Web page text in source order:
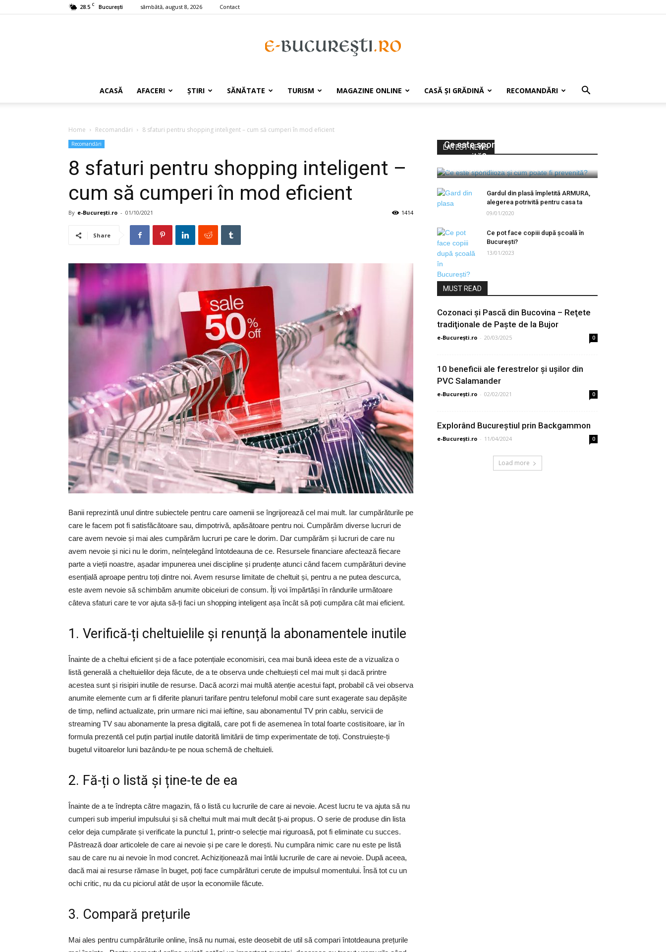
28.5 C București sâmbătă, august 8, 2026 Contact
e-
ACASĂ AFACERI ȘTIRI SĂNĂTATE TURISM MAGAZINE ONLINE CASĂ ȘI GRĂDINĂ RECOMANDĂRI
Home Recomandări 8 sfaturi pentru shopping inteligent – cum să cumperi în mod eficient
Recomandări
8 sfaturi pentru shopping inteligent –
cum să cumperi în mod eficient
By e-București.ro - 01/10/2021 1414
Share
Banii reprezintă unul dintre subiectele pentru care oamenii se îngrijorează cel mai mult. Iar cumpărăturile pe
care le facem pot fi satisfăcătoare sau, dimpotrivă, apăsătoare pentru noi. Cumpărăm diverse lucruri de
care avem nevoie și mai ales cumpărăm lucruri pe care le dorim. Dar cumpărăm și lucruri de care nu
avem nevoie și nici nu le dorim, neînțelegând întotdeauna de ce. Resursele financiare afectează fiecare
parte a vieții noastre, așadar impunerea unei discipline și prudențe atunci când facem cumpărături devine
esențială aproape pentru toți dintre noi. Avem resurse limitate de cheltuit și, pentru a ne putea descurca,
este avem nevoie să schimbăm anumite obiceiuri de consum. Îți voi împărtăși în rândurile următoare
câteva sfaturi care te vor ajuta să-ți faci un shopping inteligent așa încât să poți cumpăra cât mai eficient.
1. Verifică-ți cheltuielile și renunță la abonamentele inutile
Înainte de a cheltui eficient și de a face potențiale economisiri, cea mai bună ideea este de a vizualiza o
listă generală a cheltuielilor deja făcute, de a te observa unde cheltuiești cel mai mult și dacă printre
acestea sunt și risipiri inutile de resurse. Dacă acorzi mai multă atenție acestui fapt, probabil că vei observa
anumite elemente cum ar fi diferite planuri tarifare pentru telefonul mobil care sunt exagerate sau depășite
de timp, nefiind actualizate, prin urmare nici mai ieftine, sau abonamentul TV prin cablu, servicii de
streaming TV sau abonamente la presa digitală, care pot fi de asemenea în total foarte costisitoare, iar în
formula prezentă cel puțin parțial inutile datorită limitării de timp experimentate de toți. Construiește-ți
bugetul viitoarelor luni bazându-te pe noua schemă de cheltuieli.
2. Fă-ți o listă și ține-te de ea
Înainte de a te îndrepta către magazin, fă o listă cu lucrurile de care ai nevoie. Acest lucru te va ajuta să nu
cumperi sub imperiul impulsului și să cheltui mult mai mult decât ți-ai propus. O serie de produse din lista
celor deja cumpărate și verificate la punctul 1, printr-o selecție mai riguroasă, pot fi eliminate cu succes.
Păstrează doar articolele de care ai nevoie și pe care le dorești. Nu cumpăra nimic care nu este pe listă
sau de care nu ai nevoie în mod concret. Achiziționează mai întâi lucrurile de care ai nevoie. După aceea,
dacă mai ai resurse rămase în buget, poți face cumpărături cerute de impulsul momentului. Însă tot cu un
ochi critic, nu da cu piciorul atât de ușor la economiile făcute.
3. Compară prețurile
Mai ales pentru cumpărăturile online, însă nu numai, este deosebit de util să compari întotdeauna prețurile
LATEST NEWS
Ce este spondiloza și cum poate fi
prevenită?
e-București.ro - 18/07/2022 0
Gardul din plasă împletită ARMURA,
alegerea potrivită pentru casa ta
09/01/2020
Ce pot face copiii după școală în
București?
13/01/2023
MUST READ
Cozonaci şi Pască din Bucovina – Reţete
tradiţionale de Paşte de la Bujor
e-București.ro - 20/03/2025 0
10 beneficii ale ferestrelor și ușilor din
PVC Salamander
e-București.ro - 02/02/2021 0
Explorând Bucureștiul prin Backgammon
e-București.ro - 11/04/2024 0
Load more